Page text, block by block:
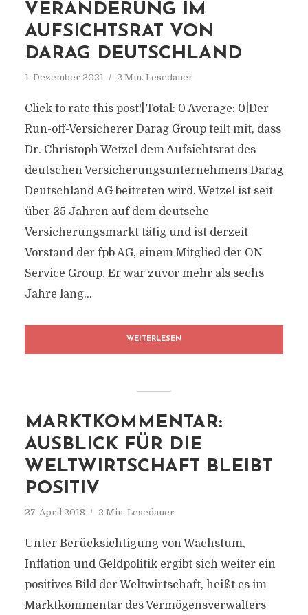
VERÄNDERUNG IM
AUFSICHTSRAT VON
DARAG DEUTSCHLAND
1. Dezember 2021 2 Min. Lesedauer
Click to rate this post![Total: 0 Average: 0]Der
Run-off-Versicherer Darag Group teilt mit, dass
Dr. Christoph Wetzel dem Aufsichtsrat des
deutschen Versicherungsunternehmens Darag
Deutschland AG beitreten wird. Wetzel ist seit
über 25 Jahren auf dem deutsche
Versicherungsmarkt tätig und ist derzeit
Vorstand der fpb AG, einem Mitglied der ON
Service Group. Er war zuvor mehr als sechs
Jahre lang...
WEITERLESEN
MARKTKOMMENTAR:
AUSBLICK FÜR DIE
WELTWIRTSCHAFT BLEIBT
POSITIV
27. April 2018 2 Min. Lesedauer
Unter Berücksichtigung von Wachstum,
Inflation und Geldpolitik ergibt sich weiter ein
positives Bild der Weltwirtschaft, heißt es im
Marktkommentar des Vermögensverwalters